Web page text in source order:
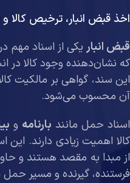
اخذ قبض انبار، ترخیص کالا
قبض انبار یکی از اسناد مهم
که نشان‌دهنده وجود کالا در
این سند، گواهی بر مالکیت
آن محسوب می‌شود.
اسناد حمل مانند بارنامه و
کالا اهمیت زیادی دارند. این
از مبدا به مقصد هستند و
فرستنده، گیرنده و مسیر